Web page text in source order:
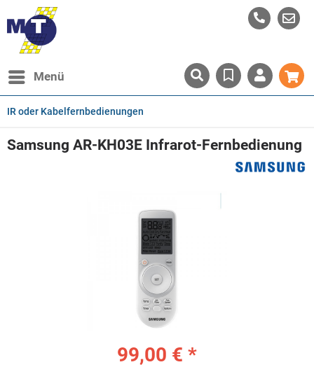
Menü
IR oder Kabelfernbedienungen
Samsung AR-KH03E Infrarot-Fernbedienung
99,00 € *